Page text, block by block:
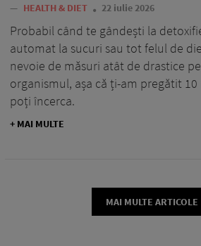
— HEALTH & DIET 22 iulie 2026
Probabil când te gândești la
automat la sucuri sau tot felul de
nevoie de măsuri atât de drastice
organismul, așa că ți-am pregătit
poți încerca.
+ MAI MULTE
MAI MULTE ARTICOLE